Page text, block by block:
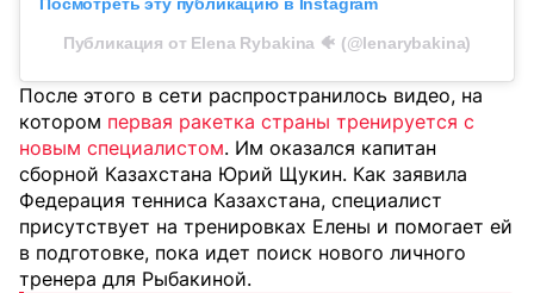
Публикация от Elena Rybakina 🐠 (@lenarybakina)
После этого в сети распространилось видео, на
котором первая ракетка страны тренируется с
новым специалистом. Им оказался капитан
сборной Казахстана Юрий Щукин. Как заявила
Федерация тенниса Казахстана, специалист
присутствует на тренировках Елены и помогает ей
в подготовке, пока идет поиск нового личного
тренера для Рыбакиной.